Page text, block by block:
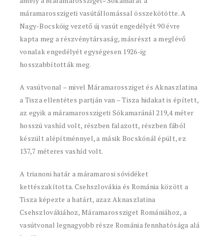
máramarosszigeti vasútállomással összekötötte. A
Nagy-Bocskóig vezető új vasút engedélyét 90 évre
kapta meg a részvénytársaság, másrészt a meglévő
vonalak engedélyét egységesen 1926-ig
hosszabbították meg.
A vasútvonal – mivel Máramarossziget és Aknaszlatina
a Tisza ellentétes partján van – Tisza hidakat is épített,
az egyik a máramarosszigeti Sókamaránál 219,4 méter
hosszú vashíd volt, részben falazott, részben fából
készült alépítménnyel, a másik Bocskónál épült, ez
137,7 méteres vashíd volt.
A trianoni határ a máramarosi sóvidéket
kettészakította. Csehszlovákia és Románia között a
Tisza képezte a határt, azaz Aknaszlatina
Csehszlovákiához, Máramarossziget Romániához, a
vasútvonal legnagyobb része Románia fennhatósága alá